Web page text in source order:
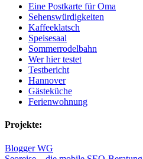
Eine Postkarte für Oma
Sehenswürdigkeiten
Kaffeeklatsch
Speisesaal
Sommerrodelbahn
Wer hier testet
Testbericht
Hannover
Gästeküche
Ferienwohnung
Projekte:
Blogger WG